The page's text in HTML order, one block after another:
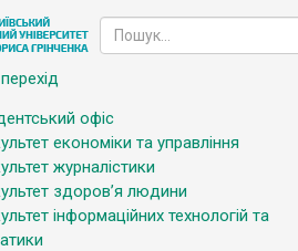
офіс
економіки та управління
журналістики
здоров’я людини
інформаційних технологій та